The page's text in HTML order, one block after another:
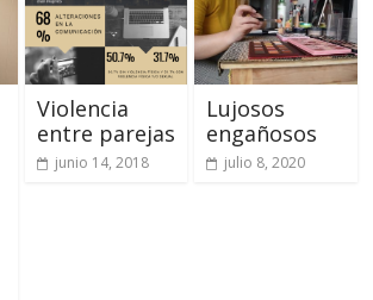
Violencia
entre parejas
junio 14, 2018
Lujosos
engañosos
julio 8, 2020